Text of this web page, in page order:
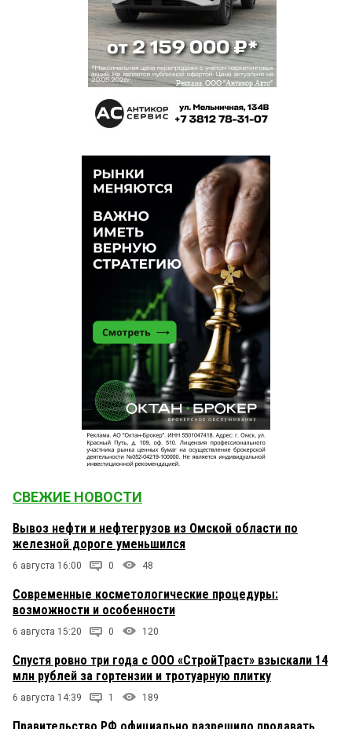
СВЕЖИЕ НОВОСТИ
Вывоз нефти и нефтегрузов из Омской области по
железной дороге уменьшился
6 августа 16:00 0 48
Современные косметологические процедуры:
возможности и особенности
6 августа 15:20 0 120
Спустя ровно три года с ООО «СтройТраст» взыскали 14
млн рублей за гортензии и тротуарную плитку
6 августа 14:39 1 189